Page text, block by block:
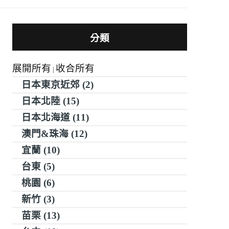
分類
展開所有 | 收合所有
日本東京近郊 (2)
日本北陸 (15)
日本北海道 (11)
澳門&珠海 (12)
宜蘭 (10)
台東 (5)
桃園 (6)
新竹 (3)
苗栗 (13)